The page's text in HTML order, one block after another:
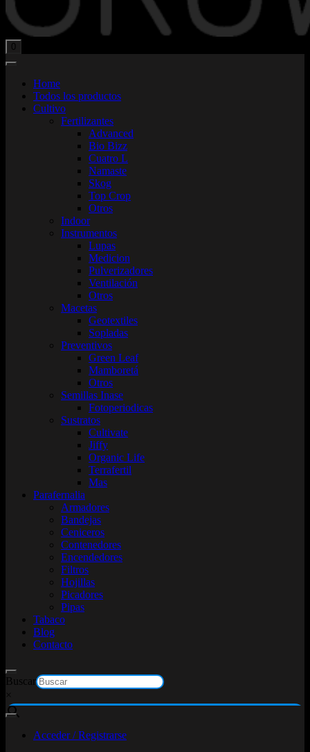
0
Home
Todos los productos
Cultivo
Fertilizantes
Advanced
Bio Bizz
Cuatro L
Namaste
Skog
Top Crop
Otros
Indoor
Instrumentos
Lupas
Medicion
Pulverizadores
Ventilación
Otros
Macetas
Geotextiles
Sopladas
Preventivos
Green Leaf
Mamboretá
Otros
Semillas Inase
Fotoperiodicas
Sustratos
Cultivate
Jiffy
Organic Life
Terrafertil
Mas
Parafernalia
Armadores
Bandejas
Ceniceros
Contenedores
Encendedores
Filtros
Hojillas
Picadores
Pipas
Tabaco
Blog
Contacto
Buscar
×
Acceder / Registrarse